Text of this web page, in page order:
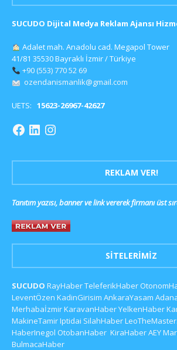
SUCUDO Dijital Medya Reklam Ajansı
Adalet mah. Anadolu cad. Megapol Tower
41/81 35530 Bayraklı İzmir / Türkiye
+90 (553) 770 52 69
ozendanismanlik@gmail.com
UETS: 15623-26967-42627
REKLAM VER!
Tanıtım yazısı, banner ve link vererek firmanı üst
SITELERIMIZ
SUCUDO RayHaberTeleferikHaber
LeventÖzen KadinGirisim AnkaraYasam
MerhabaİzmirKaravanHaberYelkenHaber
MakineTamirIptidai SilahHaber
HaberInegol OtobanHaber KiraHaberAEY
BulmacaHaber